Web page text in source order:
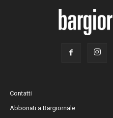
Contatti
Abbonati a Bargiornale